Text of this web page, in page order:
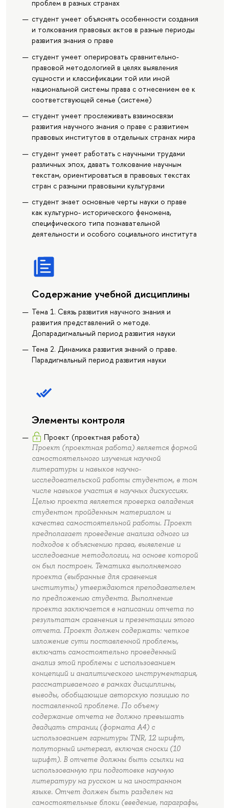
проблем в разных странах
студент умеет объяснять особенности создания
и толкования правовых актов в разные периоды
развития знания о праве
студент умеет оперировать сравнительно-
правовой методологией в целях выявления
сущности и классификации той или иной
национальной системы права с отнесением ее к
соответствующей семье (системе)
студент умеет прослеживать взаимосвязи
развития научного знания о праве с развитием
правовых институтов в отдельных странах мира
студент умеет работать с научными трудами
различных эпох, давать толкование научным
текстам, ориентироваться в правовых текстах
стран с разными правовыми культурами
студент знает основные черты науки о праве
как культурно- исторического феномена,
специфического типа познавательной
деятельности и особого социального института
Содержание учебной дисциплины
Тема 1. Связь развития научного знания и
развития представлений о методе.
Допарадигмальный период развития науки
Тема 2. Динамика развития знаний о праве.
Парадигмальный период развития науки
Элементы контроля
Проект (проектная работа)
Проект (проектная работа) является формой
самостоятельного изучения научной
литературы и навыков научно-
исследовательской работы студентом, в том
числе навыков участия в научных дискуссиях.
Целью проекта является проверка овладения
студентом пройденным материалом и
качества самостоятельной работы. Проект
предполагает проведение анализа одного из
подходов к объяснению права, выявление и
исследование методологии, на основе которой
он был построен. Тематика выполняемого
проекта (выбранные для сравнения
институты) утверждаются преподавателем
по предложению студента. Выполнение
проекта заключается в написании отчета по
результатам сравнения и презентации этого
отчета. Проект должен содержать: четкое
изложение сути поставленной проблемы,
включать самостоятельно проведенный
анализ этой проблемы с использованием
концепций и аналитического инструментария,
рассматриваемого в рамках дисциплины,
выводы, обобщающие авторскую позицию по
поставленной проблеме. По объему
содержание отчета не должно превышать
двадцать страниц (формата А4) с
использованием гарнитуры TNR, 12 шрифт,
полуторный интервал, включая сноски (10
шрифт). В отчете должны быть ссылки на
использованную при подготовке научную
литературу на русском и на иностранном
языке. Отчет должен быть разделен на
самостоятельные блоки (введение, параграфы,